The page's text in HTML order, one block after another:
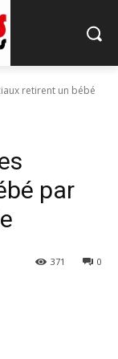
retirent un bébé
par
0
371